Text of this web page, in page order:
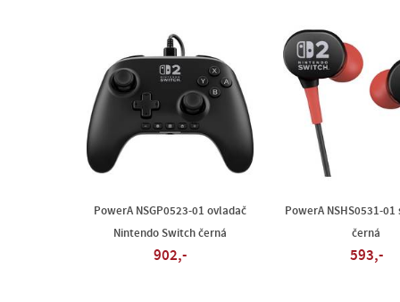
PowerA NSGP0523-01 ovladač
Nintendo Switch černá
902,-
PowerA NSHS0531-
černá
593,-